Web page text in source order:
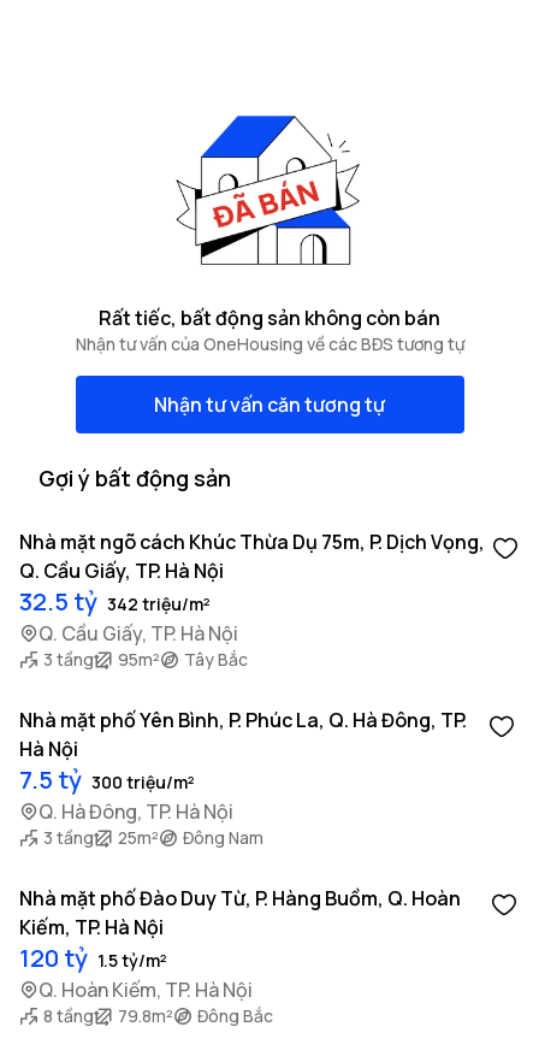
Rất tiếc, bất động sản không còn bán
Nhận tư vấn của OneHousing về các BĐS tương tự
Nhận tư vấn căn tương tự
Gợi ý bất động sản
Nhà mặt ngõ cách Khúc Thừa Dụ 75m, P. Dịch Vọng,
Q. Cầu Giấy, TP. Hà Nội
32.5 tỷ 342 triệu/m²
Q. Cầu Giấy, TP. Hà Nội
3 tầng 95m² Tây Bắc
Nhà mặt phố Yên Bình, P. Phúc La, Q. Hà Đông, TP.
Hà Nội
7.5 tỷ 300 triệu/m²
Q. Hà Đông, TP. Hà Nội
3 tầng 25m² Đông Nam
Nhà mặt phố Đào Duy Từ, P. Hàng Buồm, Q. Hoàn
Kiếm, TP. Hà Nội
120 tỷ 1.5 tỷ/m²
Q. Hoàn Kiếm, TP. Hà Nội
8 tầng 79.8m² Đông Bắc